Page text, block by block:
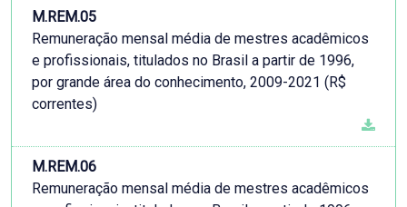
M.REM.05
Remuneração mensal média de mestres acadêmicos
e profissionais, titulados no Brasil a partir de 1996,
por grande área do conhecimento, 2009-2021 (R$
correntes)
M.REM.06
Remuneração mensal média de mestres acadêmicos